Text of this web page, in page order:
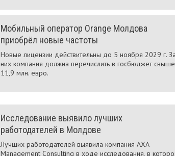
Мобильный оператор Orange Молдова
приобрёл новые частоты
Новые лицензии действительны до 5 ноября 2029 г. За
них компания должна перечислить в госбюджет свыше
11,9 млн. евро.
Исследование выявило лучших
работодателей в Молдове
Лучших работодателей выявила компания AXA
Management Consulting в ходе исследования, в